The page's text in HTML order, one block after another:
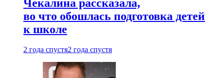
Чекалина рассказала,
во что обошлась подготовка детей
к школе
2 года спустя2 года спустя